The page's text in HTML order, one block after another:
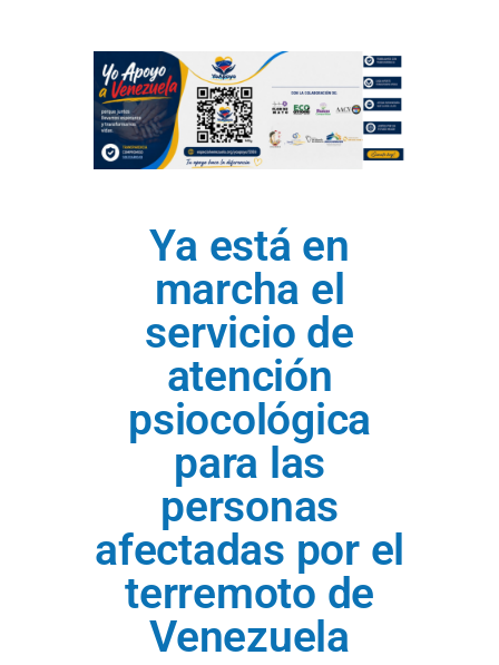
Ya está en
marcha el
servicio de
atención
psiocológica
para las
personas
afectadas por el
terremoto de
Venezuela